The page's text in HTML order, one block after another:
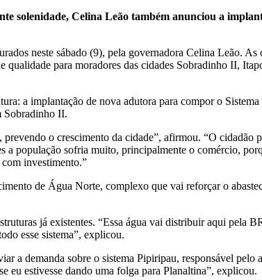
solenidade, Celina Leão também anunciou a
neste sábado (9), pela governadora Celina Leão. As
para moradores das cidades Sobradinho II,
a implantação de nova adutora para compor o
Sobradinho II.
o crescimento da cidade”, afirmou. “O cidadão
população sofria muito, principalmente o comércio,
investimento.”
de Água Norte, complexo que vai reforçar o
já existentes. “Essa água vai distribuir aqui pela
esse sistema”, explicou.
a demanda sobre o sistema Pipiripau, responsável pelo
eu estivesse dando uma folga para Planaltina”, explicou.